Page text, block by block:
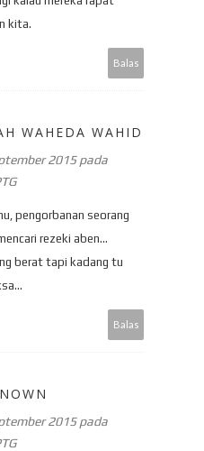
kita.
Balas
WAHEDA WAHID
2015 pada
pengorbanan seorang
rezeki aben...
berat tapi kadang tu
Balas
2015 pada